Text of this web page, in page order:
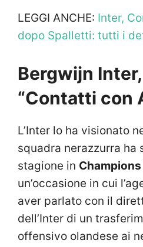
LEGGI ANCHE: Inter,
dopo Spalletti: tutti i
Bergwijn Inter,
“Contatti con
L’Inter lo ha visionato
squadra nerazzurra ha
stagione in
un’occasione in cui
aver parlato con il
dell’Inter di un
offensivo olandese ai